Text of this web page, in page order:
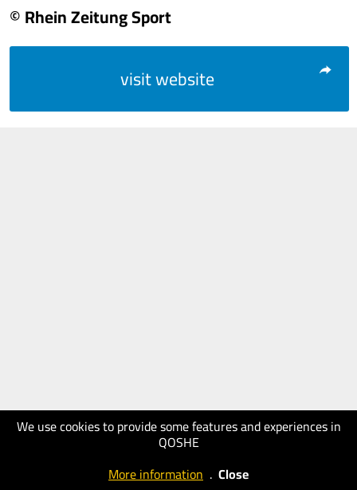
We use cookies to provide some features and experiences in
QOSHE
More information . Close
© Rhein Zeitung Sport
visit website